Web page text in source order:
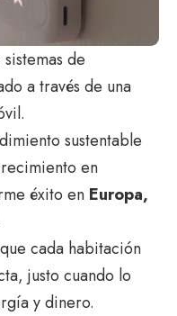
de
a través de una
sustentable
en
éxito en Europa,
cada habitación
justo cuando lo
y dinero.